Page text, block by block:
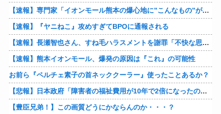
【速報】専門家「イオンモール熊本の爆心地に”こんなもの”があったんだけど…」
【速報】『ヤニねこ』攻めすぎてBPOに通報される
【速報】長瀬智也さん、すね毛ハラスメントを謝罪「不快な思いをさせて申し訳ありませんでした」
【速報】熊本イオンモール、爆発の原因は『これ』の可能性
お前ら『ペルチェ素子の首ネッククーラー』使ったことあるか？
【悲報】日本政府「障害者の福祉費用が10年で2倍になったので抑制します」
【豊臣兄弟！】この画質どうにかならんのか・・・？